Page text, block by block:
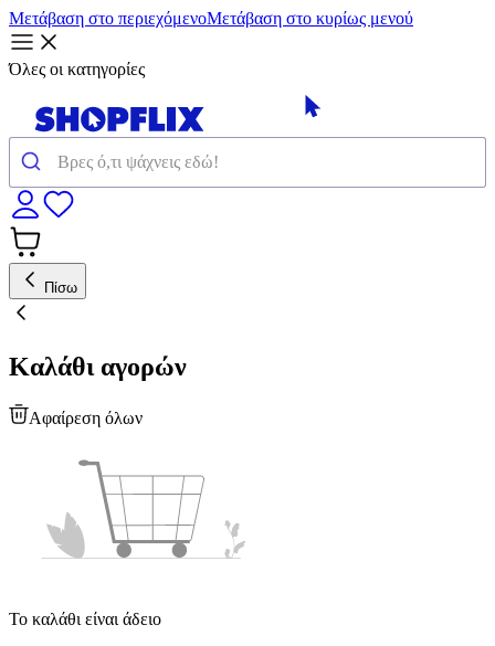
Μετάβαση στο περιεχόμενοΜετάβαση στο κυρίως μενού
Όλες οι κατηγορίες
Πίσω
Καλάθι αγορών
Αφαίρεση όλων
Το καλάθι είναι άδειο